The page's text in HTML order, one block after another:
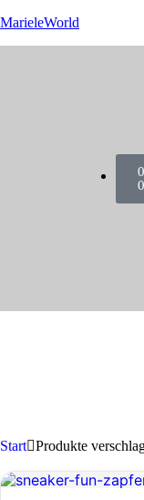
MarieleWorld
0
Start Produkte